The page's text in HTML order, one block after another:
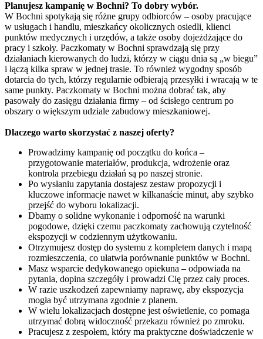
Planujesz kampanię w Bochni? To dobry wybór.
W Bochni spotykają się różne grupy odbiorców – osoby pracujące
w usługach i handlu, mieszkańcy okolicznych osiedli, klienci
punktów medycznych i urzędów, a także osoby dojeżdżające do
pracy i szkoły. Paczkomaty w Bochni sprawdzają się przy
działaniach kierowanych do ludzi, którzy w ciągu dnia są „w biegu”
i łączą kilka spraw w jednej trasie. To również wygodny sposób
dotarcia do tych, którzy regularnie odbierają przesyłki i wracają w te
same punkty. Paczkomaty w Bochni można dobrać tak, aby
pasowały do zasięgu działania firmy – od ścisłego centrum po
obszary o większym udziale zabudowy mieszkaniowej.
Dlaczego warto skorzystać z naszej oferty?
Prowadzimy kampanię od początku do końca –
przygotowanie materiałów, produkcja, wdrożenie oraz
kontrola przebiegu działań są po naszej stronie.
Po wysłaniu zapytania dostajesz zestaw propozycji i
kluczowe informacje nawet w kilkanaście minut, aby szybko
przejść do wyboru lokalizacji.
Dbamy o solidne wykonanie i odporność na warunki
pogodowe, dzięki czemu paczkomaty zachowują czytelność
ekspozycji w codziennym użytkowaniu.
Otrzymujesz dostęp do systemu z kompletem danych i mapą
rozmieszczenia, co ułatwia porównanie punktów w Bochni.
Masz wsparcie dedykowanego opiekuna – odpowiada na
pytania, dopina szczegóły i prowadzi Cię przez cały proces.
W razie uszkodzeń zapewniamy naprawę, aby ekspozycja
mogła być utrzymana zgodnie z planem.
W wielu lokalizacjach dostępne jest oświetlenie, co pomaga
utrzymać dobrą widoczność przekazu również po zmroku.
Pracujesz z zespołem, który ma praktyczne doświadczenie w